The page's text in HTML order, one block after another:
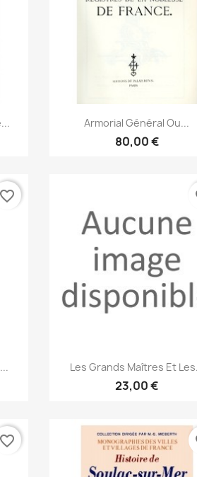
Aperçu rapide
Armorial Général Ou...
80,00 €
favorite_border
Aperçu rapide
Les Grands Maîtres Et
23,00 €
favorite_border